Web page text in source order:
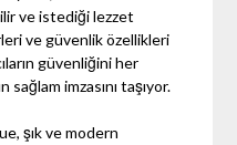
ve istediği lezzet
ve güvenlik özellikleri
güvenliğini her
imzasını taşıyor.
şık ve modern